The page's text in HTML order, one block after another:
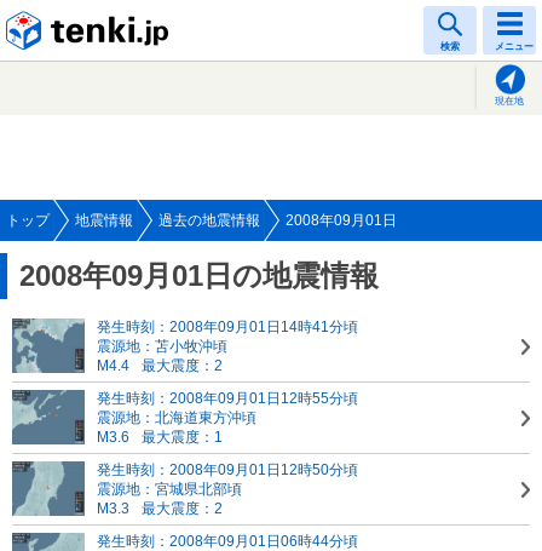
検索 メニュー
現在地
トップ 地震情報 過去の地震情報 2008年09月01日
2008年09月01日の地震情報
発生時刻：2008年09月01日14時41分頃
震源地：苫小牧沖頃
M4.4
最大震度：2
発生時刻：2008年09月01日12時55分頃
震源地：北海道東方沖頃
M3.6
最大震度：1
発生時刻：2008年09月01日12時50分頃
震源地：宮城県北部頃
M3.3
最大震度：2
発生時刻：2008年09月01日06時44分頃